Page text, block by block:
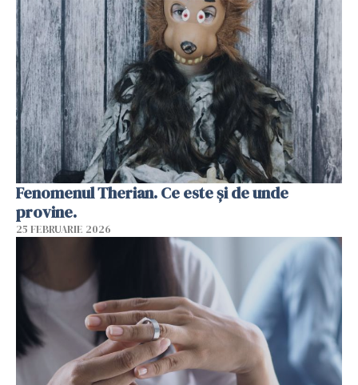
Fenomenul Therian. Ce este și de unde
provine.
25 FEBRUARIE 2026